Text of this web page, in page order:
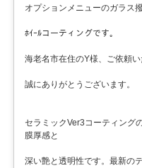
オプションメニューのガラス
ﾎｲｰﾙコーティングです。
海老名市在住のY様、ご依頼
誠にありがとうございます。
セラミックVer3コーティング
膜厚感と
深い艶と透明性です。最新の